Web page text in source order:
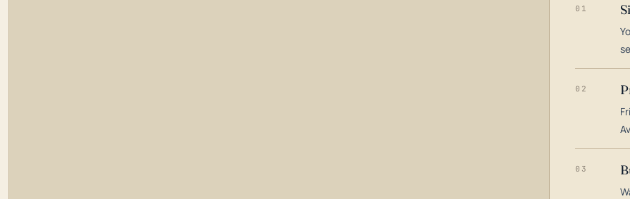
01
02
03